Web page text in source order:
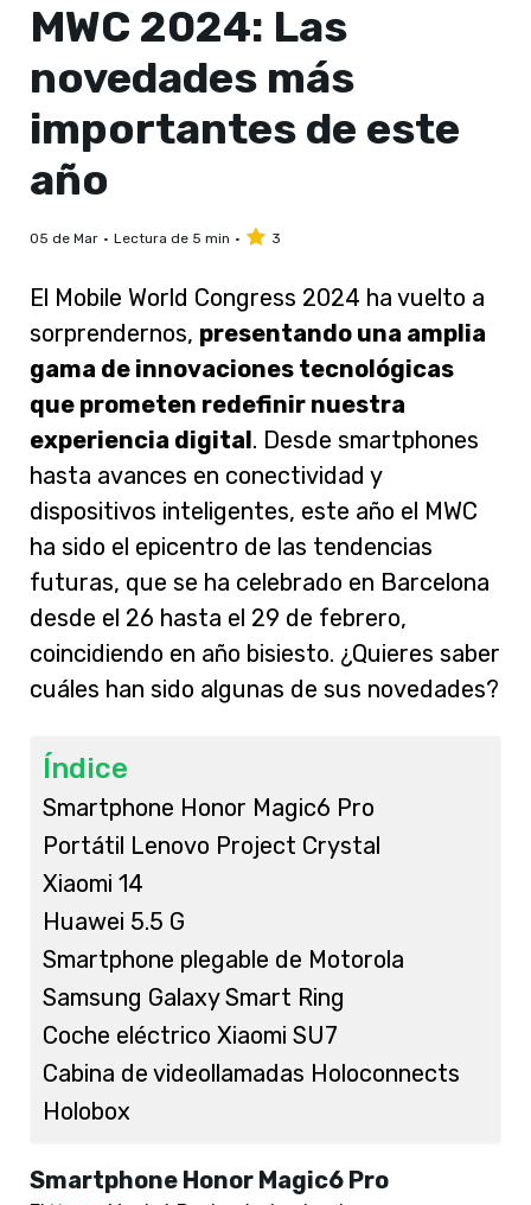
MWC 2024: Las
novedades más
importantes de este
año
05 de Mar Lectura de 5 min 3
El Mobile World Congress 2024 ha vuelto a
sorprendernos, presentando una amplia
gama de innovaciones tecnológicas
que prometen redefinir nuestra
experiencia digital. Desde smartphones
hasta avances en conectividad y
dispositivos inteligentes, este año el MWC
ha sido el epicentro de las tendencias
futuras, que se ha celebrado en Barcelona
desde el 26 hasta el 29 de febrero,
coincidiendo en año bisiesto. ¿Quieres saber
cuáles han sido algunas de sus novedades?
Índice
Smartphone Honor Magic6 Pro
Portátil Lenovo Project Crystal
Xiaomi 14
Huawei 5.5 G
Smartphone plegable de Motorola
Samsung Galaxy Smart Ring
Coche eléctrico Xiaomi SU7
Cabina de videollamadas Holoconnects
Holobox
Smartphone Honor Magic6 Pro